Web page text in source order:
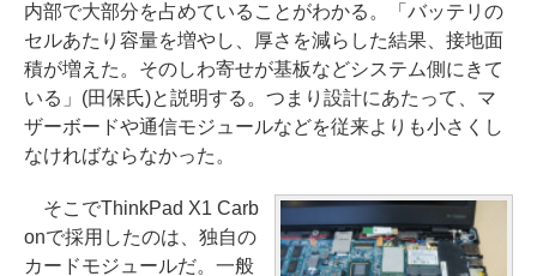
内部で大部分を占めていることがわかる。「バッテリの
セルあたり容量を増やし、厚さを減らした結果、接地面
積が増えた。そのしわ寄せが基板などシステム側にきて
いる」(田保氏)と説明する。つまり設計にあたって、マ
ザーボードや通信モジュールなどを従来よりも小さくし
なければならなかった。
そこでThinkPad X1 Carb
onで採用したのは、独自の
カードモジュールだ。一般